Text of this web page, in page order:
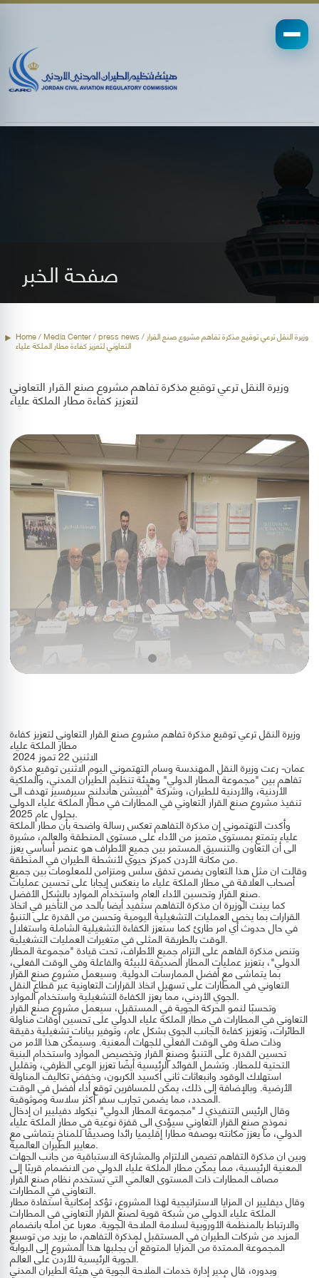
صفحة الخبر
Home/ Media Center /press news / وزيرة النقل ترعي توقيع مذكرة تفاهم مشروع صنع القرار
التعاوني لتعزيز كفاءة مطار الملكة علياء
وزيرة النقل ترعي توقيع مذكرة تفاهم مشروع صنع القرار التعاوني
لتعزيز كفاءة مطار الملكة علياء
وزيرة النقل ترعي توقيع مذكرة تفاهم مشروع صنع القرار التعاوني لتعزيز كفاءة
مطار الملكة علياء
الاثنين 22 تموز 2024
عمان- رعت وزيرة النقل المهندسة وسام التهتموني اليوم الاثنين توقيع مذكرة
تفاهم بين "مجموعة المطار الدولي" وهيئة تنظيم الطيران المدني، والملكية
الأردنية، والأردنية للطيران، وشركة "أفييشن هاندلنج سيرفسيز تهدف الى
تنفيذ مشروع صنع القرار التعاوني في المطارات في مطار الملكة علياء الدولي
بحلول عام 2025.
وأكدت التهتموني إن مذكرة التفاهم تعكس رسالة واضحة بأن مطار الملكة
علياء يتمتع بمستوى متميز من الأداء على مستوى المنطقة والعالم، مشيرة
الى أن التعاون والتنسيق المستمر بين جميع الأطراف هو عنصر أساسي يعزز
من مكانة الأردن كمركز حيوي لأنشطة الطيران في المنطقة.
وقالت ان مثل هذا التعاون يضمن تدفق سلس ومتزامن للمعلومات بين جميع
أصحاب العلاقة في مطار الملكة علياء ما ينعكس إيجابا على تحسين عمليات
صنع القرار وتحسين الأداء العام واستخدام الموارد بالشكل الأفضل.
كما بينت الوزيرة ان مذكرة التفاهم ستفيد أيضا بالحد من التأخير في اتخاذ
القرارات بما يخص العمليات التشغيلية اليومية وتحسن من القدرة على التنبؤ
في حال حدوث أي امر طارئ كما ستعزز الكفاءة التشغيلية الشاملة واستغلال
الوقت بالطريقة المثلى في متغيرات العمليات التشغيلية.
وتنص مذكرة الفاهم على التزام جميع الأطراف، تحت قيادة "مجموعة المطار
الدولي"، بتعزيز عمليات المطار الصديقة للبيئة والفاعلة وفي الوقت الفعلي،
بما يتماشى مع أفضل الممارسات الدولية. وسيعمل مشروع صنع القرار
التعاوني في المطارات على تسهيل اتخاذ القرارات التعاونية عبر قطاع النقل
الجوي الأردني، مما يعزز الكفاءة التشغيلية واستخدام الموارد.
وتحسبًا لنمو الحركة الجوية في المستقبل، سيعمل مشروع صنع القرار
التعاوني في المطارات في مطار الملكة علياء الدولي على تحسين أوقات مناولة
الطائرات، وتعزيز كفاءة الجانب الجوي بشكل عام، وتوفير بيانات تشغيلية دقيقة
وذات صلة وفي الوقت الفعلي للجهات المعنية. وسيمكّن هذا الأمر من
تحسين القدرة على التنبؤ وصنع القرار وتخصيص الموارد واستخدام البنية
التحتية للمطار. وتشمل الفوائد الرئيسية أيضًا تعزيز الوعي الظرفي، وتقليل
استهلاك الوقود وانبعاثات ثاني أكسيد الكربون، وخفض تكاليف المناولة
الأرضية. وبالإضافة إلى ذلك، يمكن للمسافرين توقع أداء أفضل في الوقت
المحدد، مما يضمن تجارب سفر أكثر سلاسة وموثوقية.
وقال الرئيس التنفيذي لـ "مجموعة المطار الدولي" نيكولا دفيليير ان إدخال
نموذج صنع القرار التعاوني سيؤدي الى قفزة نوعية في مطار الملكة علياء
الدولي، ما يعزز مكانته بوصفه مطارا إقليميا رائدا وصديقًا للمناخ يتماشى مع
معايير الطيران العالمية.
وبين ان مذكرة التفاهم تضمن الالتزام والمشاركة الاستباقية من جانب الجهات
المعنية الرئيسية، مما يمكّن مطار الملكة علياء الدولي من الانضمام قريبًا إلى
مصاف المطارات ذات المستوى العالمي التي تستخدم نظام صنع القرار
التعاوني في المطارات.
وقال ديفليير ان المزايا الاستراتيجية لهذا المشروع، تؤكد إمكانية استفادة مطار
الملكة علياء الدولي من شبكة قوية لصنع القرار التعاوني في المطارات
والارتباط بالمنظمة الأوروبية لسلامة الملاحة الجوية. معربا عن امله بانضمام
المزيد من شركات الطيران في المستقبل لمذكرة التفاهم، ما يزيد من توسيع
المجموعة الممتدة من المزايا المتوقع أن يجلبها هذا المشروع إلى البوابة
الجوية الرئيسية للأردن على العالم.
وبدوره، قال مدير إدارة خدمات الملاحة الجوية في هيئة الطيران المدني